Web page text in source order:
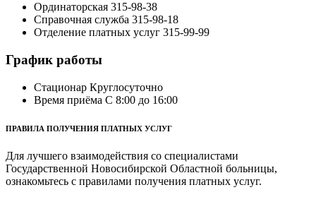
Ординаторская 315-98-38
Справочная служба 315-98-18
Отделение платных услуг 315-99-99
График работы
Стационар Круглосуточно
Время приёма С 8:00 до 16:00
ПРАВИЛА ПОЛУЧЕНИЯ ПЛАТНЫХ УСЛУГ
Для лучшего взаимодействия со специалистами
Государственной Новосибирской Областной больницы,
ознакомьтесь с правилами получения платных услуг.